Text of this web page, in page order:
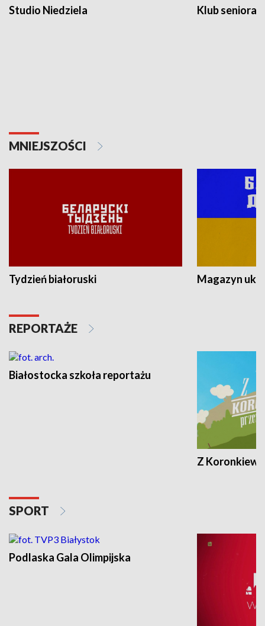
Studio Niedziela Klub seniora
MNIEJSZOŚCI
Tydzień białoruski Magazyn
REPORTAŻE
Białostocka szkoła reportażu
Z
SPORT
Podlaska Gala Olimpijska